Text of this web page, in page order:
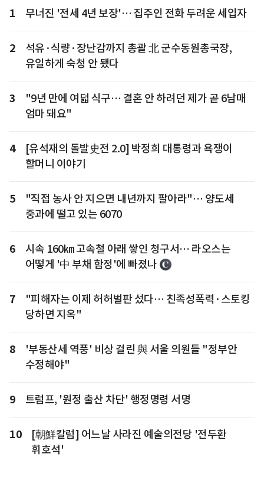
1 무너진 '전세 4년 보장'… 집주인 전화 두려운 세입자
2
석유·식량·장난감까지 총괄 北 군수동원총국장,
유일하게 숙청 안 됐다
3
"9년 만에 여덟 식구… 결혼 안 하려던 제가 곧 6남매
엄마 돼요"
4
[유석재의 돌발史전 2.0] 박정희 대통령과 욕쟁이
할머니 이야기
5
"직접 농사 안 지으면 내년까지 팔아라"… 양도세
중과에 떨고 있는 6070
6
시속 160㎞ 고속철 아래 쌓인 청구서… 라오스는
어떻게 '中 부채 함정'에 빠졌나
7
"피해자는 이제 허허벌판 섰다… 친족성폭력·스토킹
당하면 지옥"
8
'부동산세 역풍' 비상 걸린 與 서울 의원들 "정부안
수정해야"
9 트럼프, '원정 출산 차단' 행정명령 서명
10
[朝鮮칼럼] 어느날 사라진 예술의전당 '전두환
휘호석'